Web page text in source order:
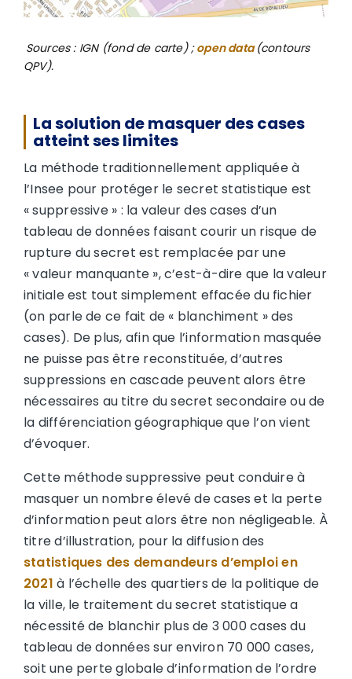
Sources : IGN (fond de carte) ;open data (contours
QPV).
La solution de masquer des cases
atteint ses limites
La méthode traditionnellement appliquée à
l’Insee pour protéger le secret statistique est
« suppressive » : la valeur des cases d’un
tableau de données faisant courir un risque de
rupture du secret est remplacée par une
« valeur manquante », c’est-à-dire que la valeur
initiale est tout simplement effacée du fichier
(on parle de ce fait de « blanchiment » des
cases). De plus, afin que l’information masquée
ne puisse pas être reconstituée, d’autres
suppressions en cascade peuvent alors être
nécessaires au titre du secret secondaire ou de
la différenciation géographique que l’on vient
d’évoquer.
Cette méthode suppressive peut conduire à
masquer un nombre élevé de cases et la perte
d’information peut alors être non négligeable. À
titre d’illustration, pour la diffusion des
statistiques des demandeurs d’emploi en
2021 à l’échelle des quartiers de la politique de
la ville, le traitement du secret statistique a
nécessité de blanchir plus de 3 000 cases du
tableau de données sur environ 70 000 cases,
soit une perte globale d’information de l’ordre